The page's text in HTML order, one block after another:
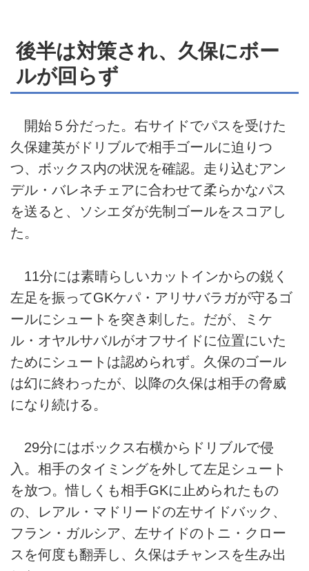
後半は対策され、久保にボー
ルが回らず
開始５分だった。右サイドでパスを受けた
久保建英がドリブルで相手ゴールに迫りつ
つ、ボックス内の状況を確認。走り込むアン
デル・バレネチェアに合わせて柔らかなパス
を送ると、ソシエダが先制ゴールをスコアし
た。
11分には素晴らしいカットインからの鋭く
左足を振ってGKケパ・アリサバラガが守るゴ
ールにシュートを突き刺した。だが、ミケ
ル・オヤルサバルがオフサイドに位置にいた
ためにシュートは認められず。久保のゴール
は幻に終わったが、以降の久保は相手の脅威
になり続ける。
29分にはボックス右横からドリブルで侵
入。相手のタイミングを外して左足シュート
を放つ。惜しくも相手GKに止められたもの
の、レアル・マドリードの左サイドバック、
フラン・ガルシア、左サイドのトニ・クロー
スを何度も翻弄し、久保はチャンスを生み出